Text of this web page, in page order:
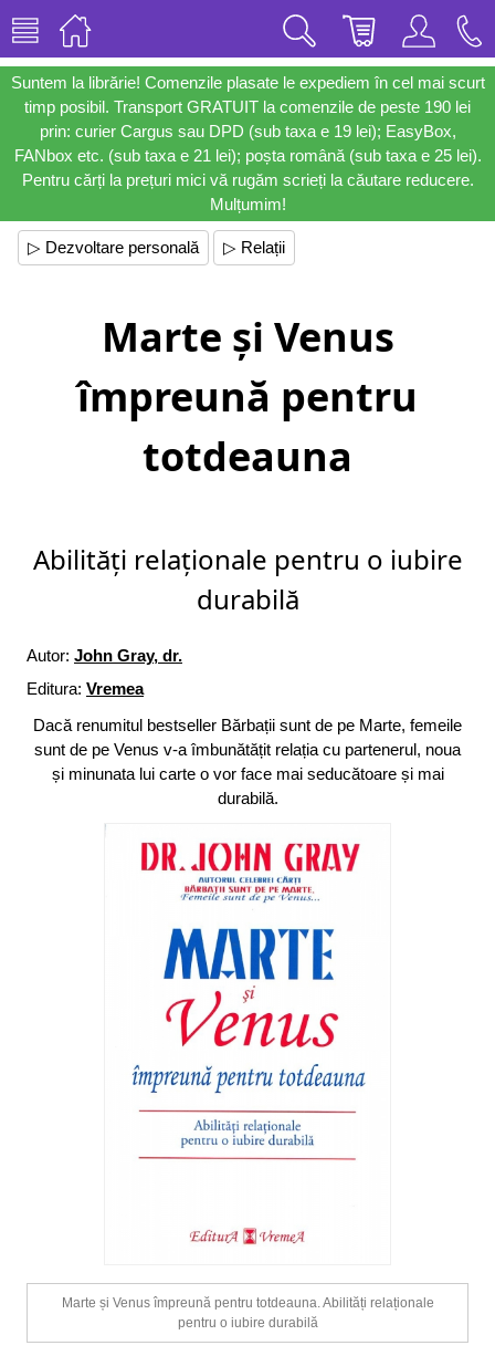
Suntem la librărie! Comenzile plasate le expediem în cel mai scurt
timp posibil. Transport GRATUIT la comenzile de peste 190 lei
prin: curier Cargus sau DPD (sub taxa e 19 lei); EasyBox,
FANbox etc. (sub taxa e 21 lei); poșta română (sub taxa e 25 lei).
Pentru cărți la prețuri mici vă rugăm scrieți la căutare reducere.
Mulțumim!
▷ Dezvoltare personală ▷ Relații
Marte și Venus
împreună pentru
totdeauna
Abilități relaționale pentru o iubire
durabilă
Autor: John Gray, dr.
Editura: Vremea
Dacă renumitul bestseller Bărbații sunt de pe Marte, femeile
sunt de pe Venus v-a îmbunătățit relația cu partenerul, noua
și minunata lui carte o vor face mai seducătoare și mai
durabilă.
Marte și Venus împreună pentru totdeauna. Abilități relaționale
pentru o iubire durabilă